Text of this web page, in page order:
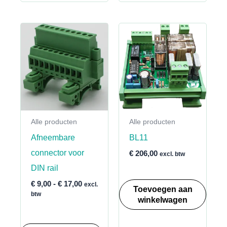
Alle producten
Afneembare
connector voor
DIN rail
€9,00 - €17,00Prijsklasse:
excl.
btw
Alle producten
BL11
€206,00 excl. btw
Toevoegen aan
winkelwagen